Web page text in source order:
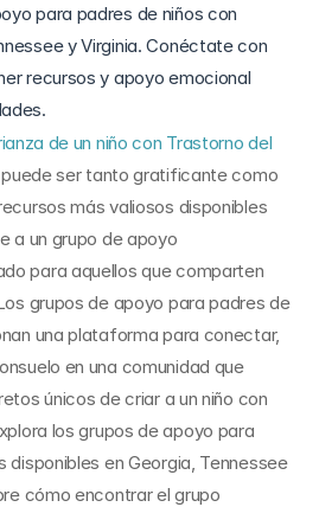
para padres de niños con
y Virginia. Conéctate con
recursos y apoyo emocional
de un niño con Trastorno del
puede ser tanto gratificante como
más valiosos disponibles
a un grupo de apoyo
para aquellos que comparten
grupos de apoyo para padres de
una plataforma para conectar,
en una comunidad que
únicos de criar a un niño con
los grupos de apoyo para
disponibles en Georgia, Tennessee
cómo encontrar el grupo